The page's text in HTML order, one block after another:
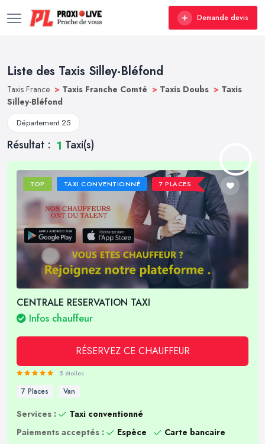
Demande devis
Liste des Taxis Silley-Bléfond
Taxis France > Taxis Franche Comté > Taxis Doubs > Taxis
Silley-Bléfond
Département 25
Résultat : 1 Taxi(s)
TOP TAXI CONVENTIONNÉ 7 PLACES
CENTRALE RESERVATION TAXI
Infos chauffeur
RÉSERVEZ CE CHAUFFEUR
5 étoiles
7 Places Van
Services :
Taxi conventionné
Paiements acceptés :
Espèce
Carte bancaire